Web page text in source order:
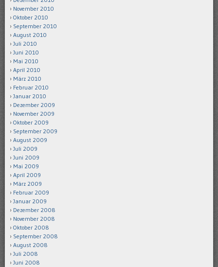
November 2010
Oktober 2010
September 2010
August 2010
Juli 2010
Juni 2010
Mai 2010
April 2010
März 2010
Februar 2010
Januar 2010
Dezember 2009
November 2009
Oktober 2009
September 2009
August 2009
Juli 2009
Juni 2009
Mai 2009
April 2009
März 2009
Februar 2009
Januar 2009
Dezember 2008
November 2008
Oktober 2008
September 2008
August 2008
Juli 2008
Juni 2008